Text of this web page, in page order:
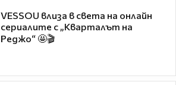
VESSOU влиза в света на онлайн
сериалите с „Кварталът на
Реджо“ 🤩🎬